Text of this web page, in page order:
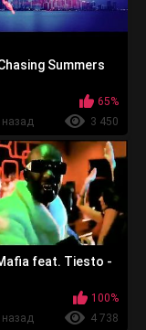
Summers
65%
назад
3 450
feat. Tiesto -
100%
назад
4 738